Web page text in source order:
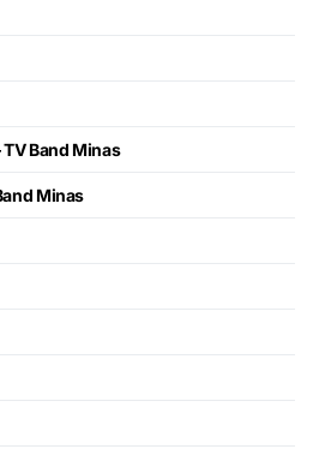
Band Minas
Minas